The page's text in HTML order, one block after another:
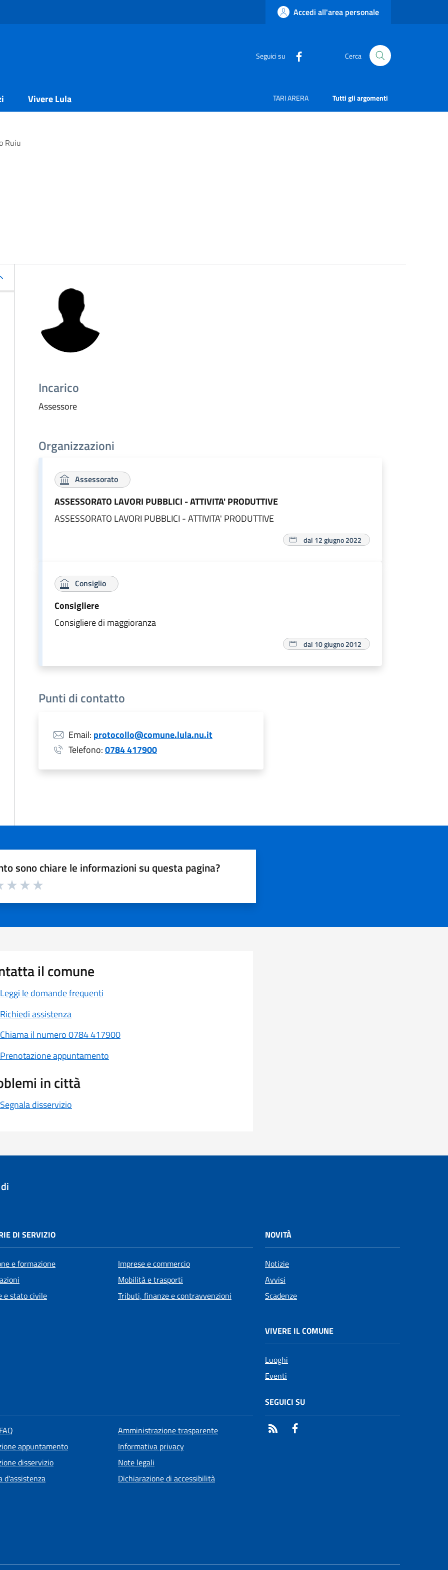
Accedi all'area personale
Seguici su Cerca
Vivere Lula TARI ARERA Tutti gli argomenti
Ruiu
Incarico
Assessore
Organizzazioni
Assessorato
ASSESSORATO LAVORI PUBBLICI - ATTIVITA' PRODUTTIVE
ASSESSORATO LAVORI PUBBLICI - ATTIVITA' PRODUTTIVE
dal 12 giugno 2022
Consiglio
Consigliere
Consigliere di maggioranza
dal 10 giugno 2012
Punti di contatto
Email: protocollo@comune.lula.nu.it
Telefono:0784 417900
sono chiare le informazioni su questa pagina?
1 a 5 stelle la pagina
il comune
Leggi le domande frequenti
Richiedi assistenza
Chiama il numero 0784 417900
Prenotazione appuntamento
in città
Segnala disservizio
DI SERVIZIO
e formazione
e stato civile
Imprese e commercio
Mobilità e trasporti
Tributi, finanze e contravvenzioni
NOVITÀ
Notizie
Avvisi
Scadenze
VIVERE IL COMUNE
Luoghi
Eventi
appuntamento
disservizio
d'assistenza
Amministrazione trasparente
Informativa privacy
Note legali
Dichiarazione di accessibilità
SEGUICI SU
RSS